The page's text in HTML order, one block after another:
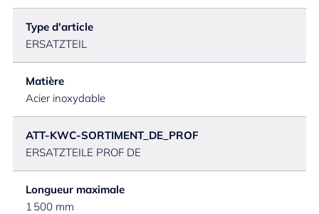
Type d'article
ERSATZTEIL
Matière
Acier inoxydable
ATT-KWC-SORTIMENT_DE_PROF
ERSATZTEILE PROF DE
Longueur maximale
1 500 mm